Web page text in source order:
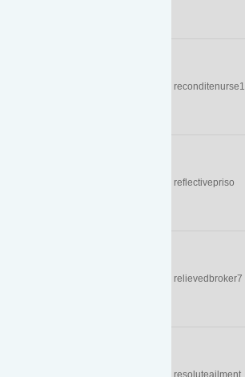
reconditenurse1
reflectivepriso
relievedbroker7
resoluteailment